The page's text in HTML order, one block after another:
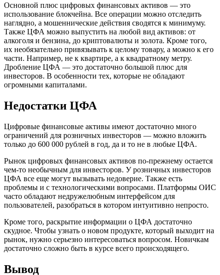
Основной плюс цифровых финансовых активов — это
использование блокчейна. Все операции можно отследить
наглядно, а мошеннические действия сводятся к минимуму.
Также ЦФА можно выпустить на любой вид активов: от
алкоголя и бензина, до криптовалюты и золота. Кроме того,
их необязательно привязывать к целому товару, а можно к его
части. Например, не к квартире, а к квадратному метру.
Дробление ЦФА — это достаточно большой плюс для
инвесторов. В особенности тех, которые не обладают
огромными капиталами.
Недостатки ЦФА
Цифровые финансовые активы имеют достаточно много
ограничений для розничных инвесторов — можно вложить
только до 600 000 рублей в год, да и то не в любые ЦФА.
Рынок цифровых финансовых активов по-прежнему остается
чем-то необычным для инвесторов. У розничных инвесторов
ЦФА все еще могут вызывать недоверие. Также есть
проблемы и с технологическими вопросами. Платформы ОИС
часто обладают недружелюбным интерфейсом для
пользователей, разобраться в котором интуитивно непросто.
Кроме того, раскрытие информации о ЦФА достаточно
скудное. Чтобы узнать о новом продукте, который выходит на
рынок, нужно серьезно интересоваться вопросом. Новичкам
достаточно сложно быть в курсе всего происходящего.
Вывод